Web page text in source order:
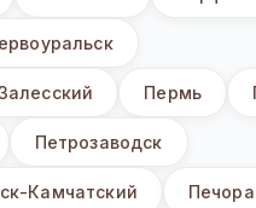
Пермь
Петрозаводск
Камчатский Печора